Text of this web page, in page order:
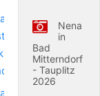
Nena
in
Bad
Mitterndorf
- Tauplitz
2026